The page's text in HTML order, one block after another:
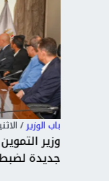
باب الوزير / الاثنين، 10
وزير
جديدة